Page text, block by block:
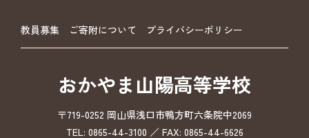
教員募集 ご寄附について プライバシーポリシー
おかやま山陽高等学校
〒719-0252 岡山県浅口市鴨方町六条院中2069
TEL: 0865-44-3100 ／ FAX: 0865-44-6626